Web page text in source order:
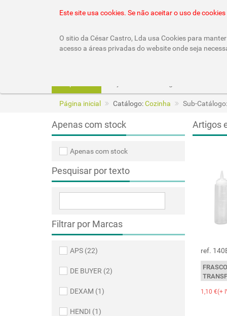
Este site usa cookies. Se não aceitar o uso de
O sitio da César Castro, Lda usa Cookies para
acesso a áreas privadas do website onde seja
Página inicial Catálogo:Cozinha Sub-
Apenas com stock
Apenas com stock
Pesquisar por texto
Filtrar por Marcas
APS (22)
DE BUYER (2)
DEXAM (1)
HENDI (1)
Artigos
ref.
1,10 €(+